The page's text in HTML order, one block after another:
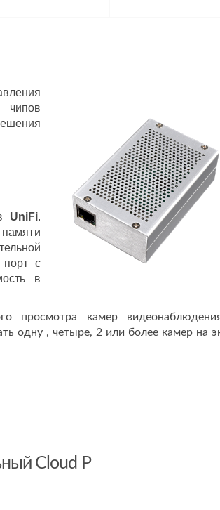
чипов
UniFi.
с
в
просмотра камер
одну , четыре, 2 или более камер на
Cloud P